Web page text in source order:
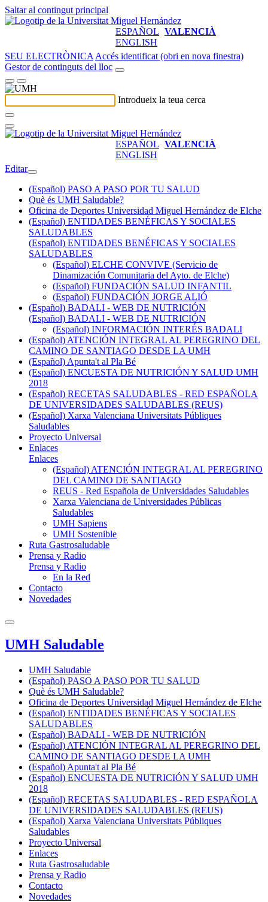
Saltar al contingut principal
ESPAÑOL VALENCIÀ
ENGLISH
SEU ELECTRÒNICA Accés identificat (obri en nova finestra)
Gestor de continguts del lloc
Introdueix la teua cerca
ESPAÑOL VALENCIÀ
ENGLISH
Editar
(Español) PASO A PASO POR TU SALUD
Què és UMH Saludable?
Oficina de Deportes Universidad Miguel Hernández de Elche
(Español) ENTIDADES BENÉFICAS Y SOCIALES
SALUDABLES
(Español) ENTIDADES BENÉFICAS Y SOCIALES
SALUDABLES
(Español) ELCHE CONVIVE (Servicio de
Dinamización Comunitaria del Ayto. de Elche)
(Español) FUNDACIÓN SALUD INFANTIL
(Español) FUNDACIÓN JORGE ALIÓ
(Español) BADALI - WEB DE NUTRICIÓN
(Español) BADALI - WEB DE NUTRICIÓN
(Español) INFORMACIÓN INTERÉS BADALI
(Español) ATENCIÓN INTEGRAL AL PEREGRINO DEL
CAMINO DE SANTIAGO DESDE LA UMH
(Español) Apunta't al Pla Bé
(Español) ENCUESTA DE NUTRICIÓN Y SALUD UMH
2018
(Español) RECETAS SALUDABLES - RED ESPAÑOLA
DE UNIVERSIDADES SALUDABLES (REUS)
(Español) Xarxa Valenciana Universitats Públiques
Saludables
Proyecto Universal
Enlaces
Enlaces
(Español) ATENCIÓN INTEGRAL AL PEREGRINO
DEL CAMINO DE SANTIAGO
REUS - Red Española de Universidades Saludables
Xarxa Valenciana de Universidades Públicas
Saludables
UMH Sapiens
UMH Sostenible
Ruta Gastrosaludable
Prensa y Radio
Prensa y Radio
En la Red
Contacto
Novedades
UMH Saludable
UMH Saludable
(Español) PASO A PASO POR TU SALUD
Què és UMH Saludable?
Oficina de Deportes Universidad Miguel Hernández de Elche
(Español) ENTIDADES BENÉFICAS Y SOCIALES
SALUDABLES
(Español) BADALI - WEB DE NUTRICIÓN
(Español) ATENCIÓN INTEGRAL AL PEREGRINO DEL
CAMINO DE SANTIAGO DESDE LA UMH
(Español) Apunta't al Pla Bé
(Español) ENCUESTA DE NUTRICIÓN Y SALUD UMH
2018
(Español) RECETAS SALUDABLES - RED ESPAÑOLA
DE UNIVERSIDADES SALUDABLES (REUS)
(Español) Xarxa Valenciana Universitats Públiques
Saludables
Proyecto Universal
Enlaces
Ruta Gastrosaludable
Prensa y Radio
Contacto
Novedades